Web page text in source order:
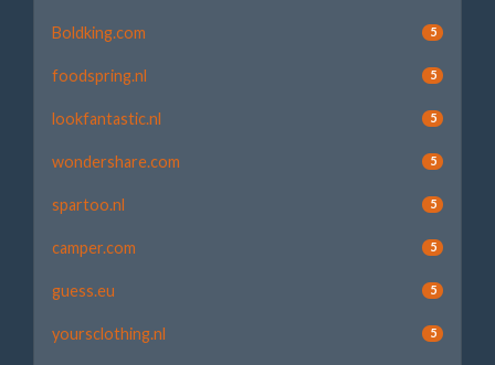
Boldking.com 5
foodspring.nl 5
lookfantastic.nl 5
wondershare.com 5
spartoo.nl 5
camper.com 5
guess.eu 5
yoursclothing.nl 5